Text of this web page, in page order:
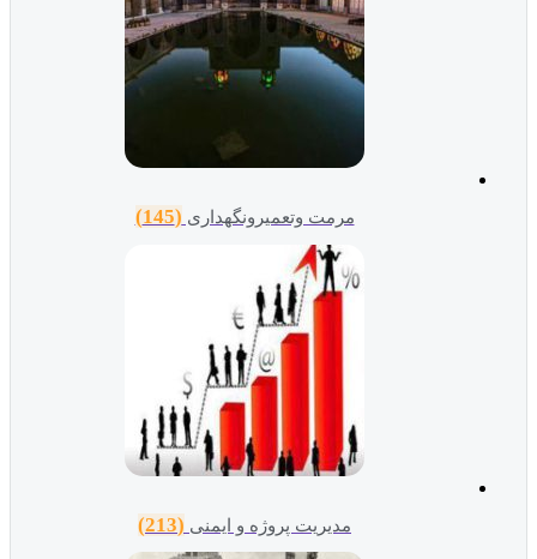
مرمت وتعمیرونگهداری (145)
مدیریت پروژه و ایمنی (213)